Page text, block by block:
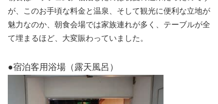
が、このお手頃な料金と温泉、そして観光に便利な立地が
魅力なのか、朝食会場では家族連れが多く、テーブルが全
て埋まるほど、大変賑わっていました。
●宿泊客用浴場（露天風呂）